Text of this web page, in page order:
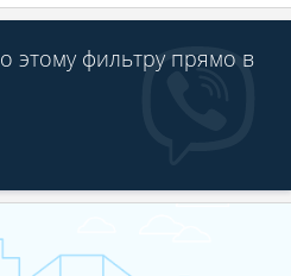
этому фильтру прямо в